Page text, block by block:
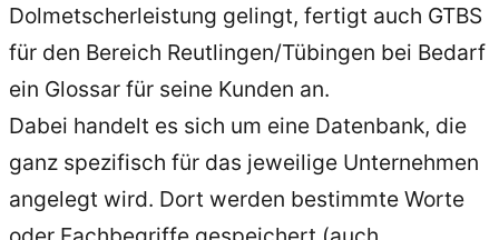
Dolmetscherleistung gelingt, fertigt auch GTBS
für den Bereich Reutlingen/Tübingen bei Bedarf
ein Glossar für seine Kunden an.
Dabei handelt es sich um eine Datenbank, die
ganz spezifisch für das jeweilige Unternehmen
angelegt wird. Dort werden bestimmte Worte